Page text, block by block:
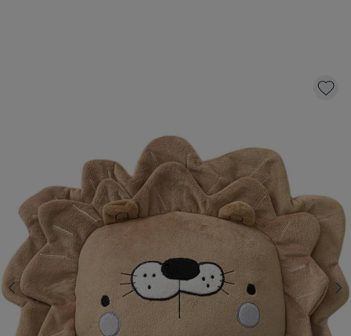
DÉCORATION MURALE CHAMBRE ENFANT |
24, 95
AJOUTER AU PANIER
En stock